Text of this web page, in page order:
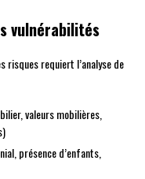
vulnérabilités
risques requiert l’analyse de
valeurs mobilières,
présence d’enfants,